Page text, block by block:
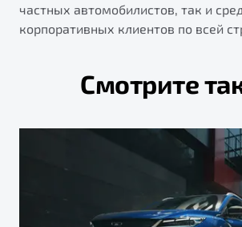
частных автомобилистов, так и
корпоративных клиентов по всей
Смотрите